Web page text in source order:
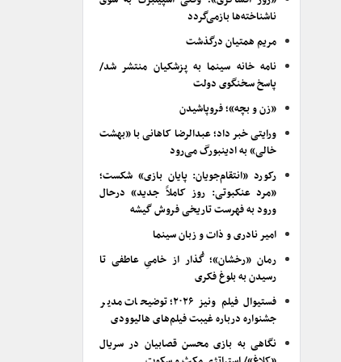
ناشناخته‌ها بازمی‌گردد
مریم همتیان درگذشت
نامه خانه سینما به پزشکیان منتشر شد/
پاسخ سخنگوی دولت
«زن و بچه»؛ فروپاشیدن
ورایتی خبر داد؛ عبدالرضا کاهانی با «بهشت
خالی» به ادینبورگ می‌رود
رکورد «انتقام‌جویان: پایان بازی» شکست؛
«مرد عنکبوتی: روز کاملاً جدید» درحال
ورود به فهرست تاریخی فروش گیشه
امیر نادری و ذات و زبان سینما
رمان «رخشان»؛ گُذار از خامیِ عاطفی تا
رسیدن به بلوغ فکری
فستیوال فیلم ونیز ۲۰۲۶؛ توضیحات مدیر
جشنواره درباره غیبت فیلم‌های هالیوودی
نگاهی به بازی محسن قصابیان در سریال